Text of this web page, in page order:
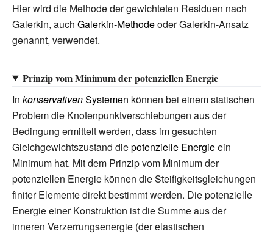
Hier wird die Methode dergewichteten Residuen nach
Galerkin, auch Galerkin-Methodeoder Galerkin-Ansatz
genannt, verwendet.
Prinzip vom Minimum der potenziellen Energie
In konservativenSystemen können bei einem statischen
Problem die Knotenpunktverschiebungen aus der
Bedingung ermittelt werden, dass im gesuchten
Gleichgewichtszustand diepotenzielle Energieein
Minimum hat. Mit dem Prinzip vom Minimum der
potenziellen Energie können die Steifigkeitsgleichungen
finiter Elemente direkt bestimmt werden. Die potenzielle
Energie einer Konstruktion ist die Summe aus der
inneren Verzerrungsenergie (der elastischen